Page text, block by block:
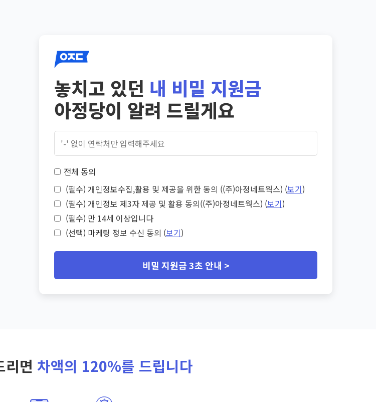
놓치고 있던 내 비밀 지원금
아정당이 알려 드릴게요
전체 동의
(필수) 개인정보수집,활용 및 제공을 위한 동의 ((주)아정네트웍스) (보기)
(필수) 개인정보 제3자 제공 및 활용 동의((주)아정네트웍스) (보기)
(필수) 만 14세 이상입니다
(선택) 마케팅 정보 수신 동의 (보기)
비밀 지원금 3초 안내 >
리면 차액의 120%를 드립니다